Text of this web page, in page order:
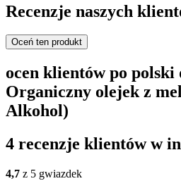
Recenzje naszych
Oceń ten produkt
ocen klientów po
Organiczny olejek z
Alkohol)
4 recenzje klientów w
4,7 z 5 gwiazdek